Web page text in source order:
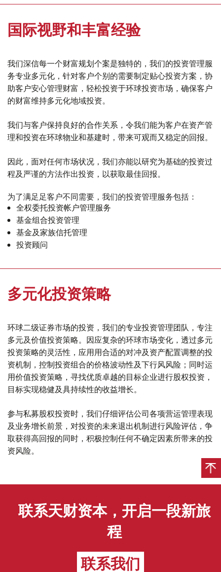
国际视野和丰富经验
我们深信每一个财富规划个案是独特的，我们的投资管理服
务专业多元化，针对客户个别的需要制定贴心投资⽅案，协
助客户安心管理财富，轻松投资于环球投资市场，确保客户
的财富维持多元化地域投资。
我们与客户保持良好的合作关系，令我们能为客户在资产管
理和投资在环球物业和基建时，带来可观而又稳定的回报。
因此，面对任何市场状况，我们亦能以研究为基础的投资过
程及严谨的方法作出投资，以获取最佳回报。
为了满⾜足客户不同需要，我们的投资管理服务包括：
全权委托投资帐户管理服务
基金组合投资管理
基金及家族信托管理
投资顾问
多元化投资策略
环球二级证券市场的投资，我们的专业投资管理团队，专注
多元及价值投资策略。因应复杂的环球市场变化，透过多元
投资策略的灵活性，应⽤用合适的对冲及资产配置调整的投
资机制，控制投资组合的价格波动性及下行⻛风险；同时运
用价值投资策略，寻找优质卓越的目标企业进行股权投资，
目标实现稳健及具持续性的收益增⻓。
参与私募股权投资时，我们仔细评估公司各项营运管理表现
及业务增⻓前景，对投资的未来退出机制进行风险评估，争
取获得高回报的同时，积极控制任何不确定因素所带来的投
资风险。
联系天财资本，开启一段新旅
程
联系我们